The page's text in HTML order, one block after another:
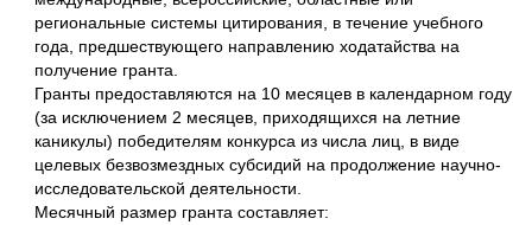
региональные системы цитирования, в течение учебного
года, предшествующего направлению ходатайства на
получение гранта.
Гранты предоставляются на 10 месяцев в календарном году
(за исключением 2 месяцев, приходящихся на летние
каникулы) победителям конкурса из числа лиц, в виде
целевых безвозмездных субсидий на продолжение научно-
исследовательской деятельности.
Месячный размер гранта составляет: